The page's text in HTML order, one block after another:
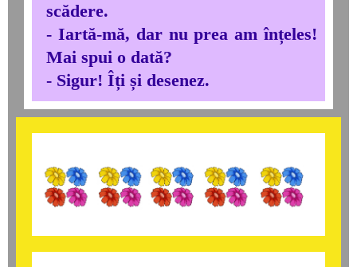
scădere.
- Iartă-mă, dar nu prea am înțeles!
Mai spui o dată?
- Sigur! Îți și desenez.